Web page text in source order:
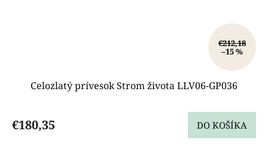
€212,18
–15 %
Celozlatý prívesok Strom života LLV06-GP036
€180,35 DO KOŠÍKA